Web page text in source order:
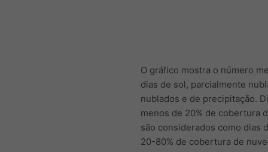
O gráfico mostra o número
dias de sol, parcialmente
nublados e de precipitação.
menos de 20% de cobertura
são considerados como dias
20-80% de cobertura de